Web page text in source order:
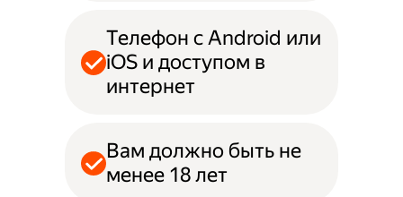
Телефон с Android или
iOS и доступом в
интернет
Вам должно быть не
менее 18 лет